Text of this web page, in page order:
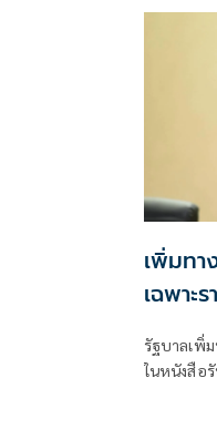
กัน
เพิ่มท
เฉพาะ
รัฐบาลเพิ่
ในหนังสือ